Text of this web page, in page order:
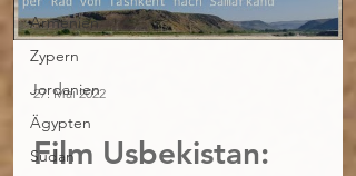
Armenien
Zypern
Jordanien
Ägypten
Sudan
27. Mai 2022
Film Usbekistan: